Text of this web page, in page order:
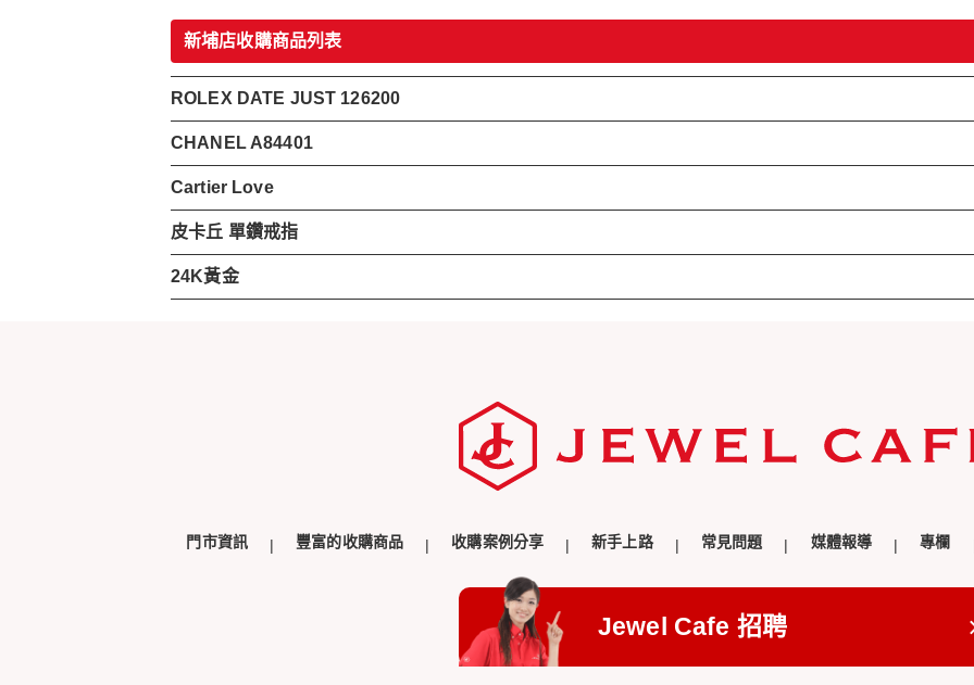
新埔店收購商品列表
ROLEX DATE JUST 126200
CHANEL A84401
Cartier Love
皮卡丘 單鑽戒指
24K黃金
門市資訊 豐富的收購商品 收購案例分享 新手上路 常見問題 媒體報導 專欄
Jewel Cafe 招聘